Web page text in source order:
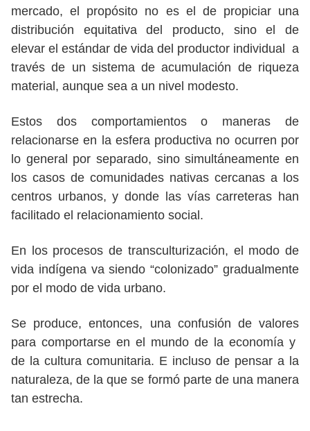
mercado, el propósito no es el de propiciar una
distribución equitativa del producto, sino el de
elevar el estándar de vida del productor individual a
través de un sistema de acumulación de riqueza
material, aunque sea a un nivel modesto.
Estos dos comportamientos o maneras de
relacionarse en la esfera productiva no ocurren por
lo general por separado, sino simultáneamente en
los casos de comunidades nativas cercanas a los
centros urbanos, y donde las vías carreteras han
facilitado el relacionamiento social.
En los procesos de transculturización, el modo de
vida indígena va siendo “colonizado” gradualmente
por el modo de vida urbano.
Se produce, entonces, una confusión de valores
para comportarse en el mundo de la economía y
de la cultura comunitaria. E incluso de pensar a la
naturaleza, de la que se formó parte de una manera
tan estrecha.